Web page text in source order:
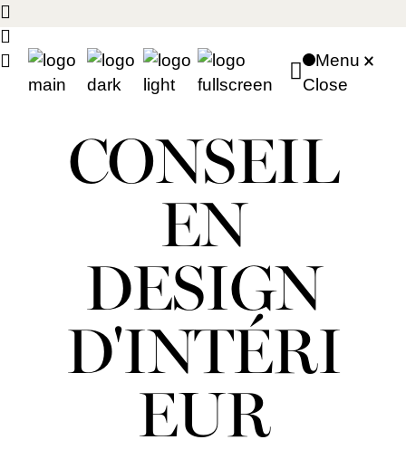
Skip
to
the
content
Menu
Close
CONSEIL
EN
DESIGN
D'INTÉRI
EUR